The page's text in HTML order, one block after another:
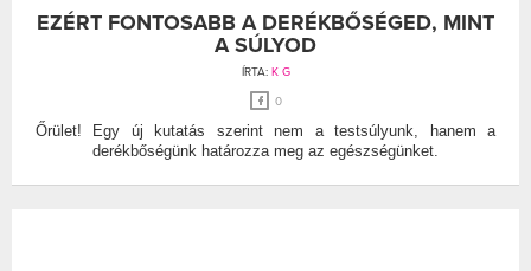
EZÉRT FONTOSABB A DERÉKBŐSÉGED, MINT
A SÚLYOD
ÍRTA: K G
0
Őrület! Egy új kutatás szerint nem a testsúlyunk, hanem a
derékbőségünk határozza meg az egészségünket.